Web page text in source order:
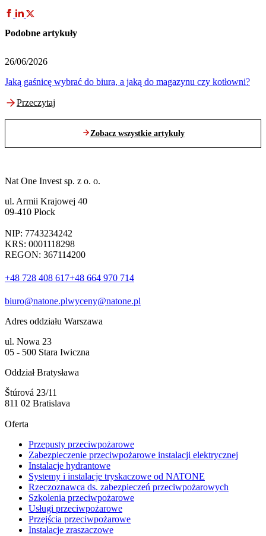
Podobne artykuły
26/06/2026
Jaką gaśnicę wybrać do biura, a jaką do magazynu czy kotłowni?
Przeczytaj
Zobacz wszystkie artykuły
Nat One Invest sp. z o. o.
ul. Armii Krajowej 40
09-410 Płock
NIP: 7743234242
KRS: 0001118298
REGON: 367114200
+48 728 408 617+48 664 970 714
biuro@natone.plwyceny@natone.pl
Adres oddziału Warszawa
ul. Nowa 23
05 - 500 Stara Iwiczna
Oddział Bratysława
Štúrová 23/11
811 02 Bratislava
Oferta
Przepusty przeciwpożarowe
Zabezpieczenie przeciwpożarowe instalacji elektrycznej
Instalacje hydrantowe
Systemy i instalacje tryskaczowe od NATONE
Rzeczoznawca ds. zabezpieczeń przeciwpożarowych
Szkolenia przeciwpożarowe
Usługi przeciwpożarowe
Przejścia przeciwpożarowe
Instalacje zraszaczowe